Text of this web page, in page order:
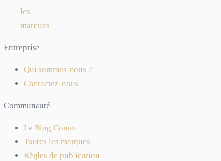
les
marques
Entreprise
Qui sommes-nous ?
Contactez-nous
Communauté
Le Blog Conso
Toutes les marques
Règles de publication